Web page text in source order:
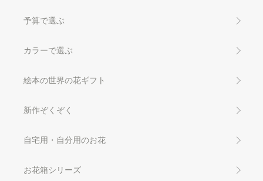
予算で選ぶ
カラーで選ぶ
絵本の世界の花ギフト
新作ぞくぞく
自宅用・自分用のお花
お花箱シリーズ